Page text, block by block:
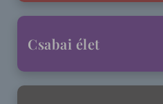
Csabai élet